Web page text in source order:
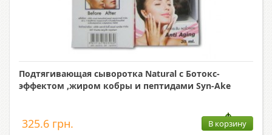
Подтягивающая сыворотка Natural с Ботокс-
эффектом ,жиром кобры и пептидами Syn-Ake
325.6 грн. В корзину